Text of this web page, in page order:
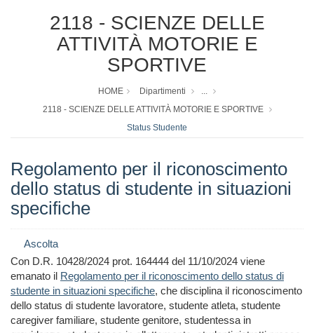
2118 - SCIENZE DELLE
ATTIVITÀ MOTORIE E
SPORTIVE
HOME Dipartimenti
...
2118 - SCIENZE DELLE ATTIVITÀ MOTORIE E SPORTIVE
Status Studente
Regolamento per il riconoscimento
dello status di studente in situazioni
specifiche
Ascolta
Con D.R. 10428/2024 prot. 164444 del 11/10/2024 viene
emanato il Regolamento per il riconoscimento dello status di
studente in situazioni specifiche, che disciplina il riconoscimento
dello status di studente lavoratore, studente atleta, studente
caregiver familiare, studente genitore, studentessa in